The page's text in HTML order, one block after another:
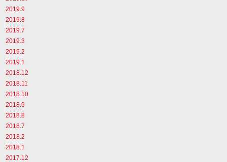
2019.9
2019.8
2019.7
2019.3
2019.2
2019.1
2018.12
2018.11
2018.10
2018.9
2018.8
2018.7
2018.2
2018.1
2017.12